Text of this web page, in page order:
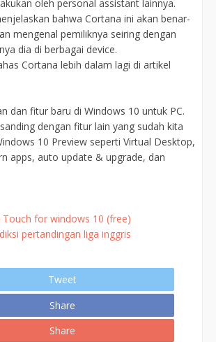
oleh personal assistant lainnya.
bahwa Cortana ini akan benar-
mengenal pemiliknya seiring dengan
dia di berbagai device.
Cortana lebih dalam lagi di artikel
dan fitur baru di Windows 10 untuk PC.
dengan fitur lain yang sudah kita
10 Preview seperti Virtual Desktop,
apps, auto update & upgrade, dan
for windows 10 (free)
pertandingan liga inggris
Tweet
Share
Share